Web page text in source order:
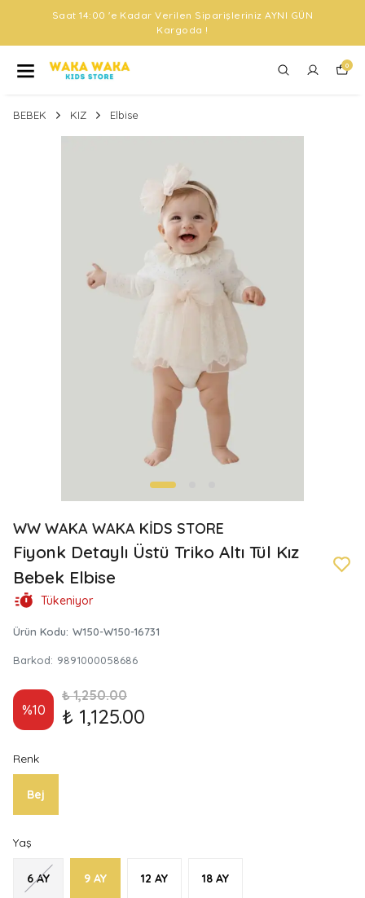
Saat 14:00 'e Kadar Verilen Siparişleriniz AYNI GÜN
Kargoda !
0
BEBEK KIZ Elbise
WW WAKA WAKA KİDS STORE
Fiyonk Detaylı Üstü Triko Altı Tül Kız
Bebek Elbise
Tükeniyor
Ürün Kodu: W150-W150-16731
Barkod: 9891000058686
%10
₺ 1,250.00
₺ 1,125.00
Renk
Bej
Yaş
6 AY 9 AY 12 AY 18 AY